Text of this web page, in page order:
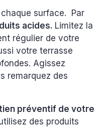
surface. Par
acides. Limitez la
régulier de votre
votre terrasse
Agissez
remarquez des
préventif de votre
des produits